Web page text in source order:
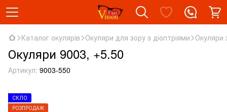
Каталог окулярів Окуляри для зору з діоптріями Окуляри
Окуляри 9003, +5.50
Артикул: 9003-550
СКЛО
РОЗПРОДАЖ